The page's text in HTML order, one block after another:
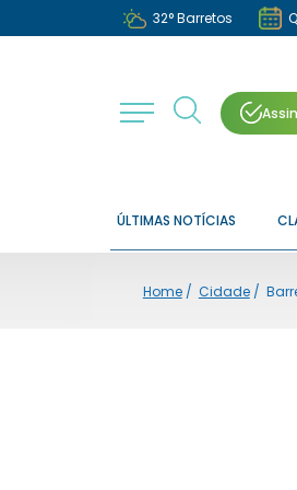
32°Barretos
ÚLTIMAS NOTÍCIAS
Home/ Cidade/